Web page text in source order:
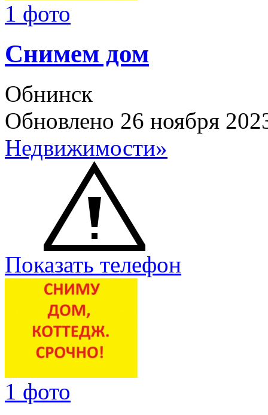
1 фото
Снимем дом
Обнинск
Обновлено 26 ноября
Недвижимости»
Показать телефон
1 фото